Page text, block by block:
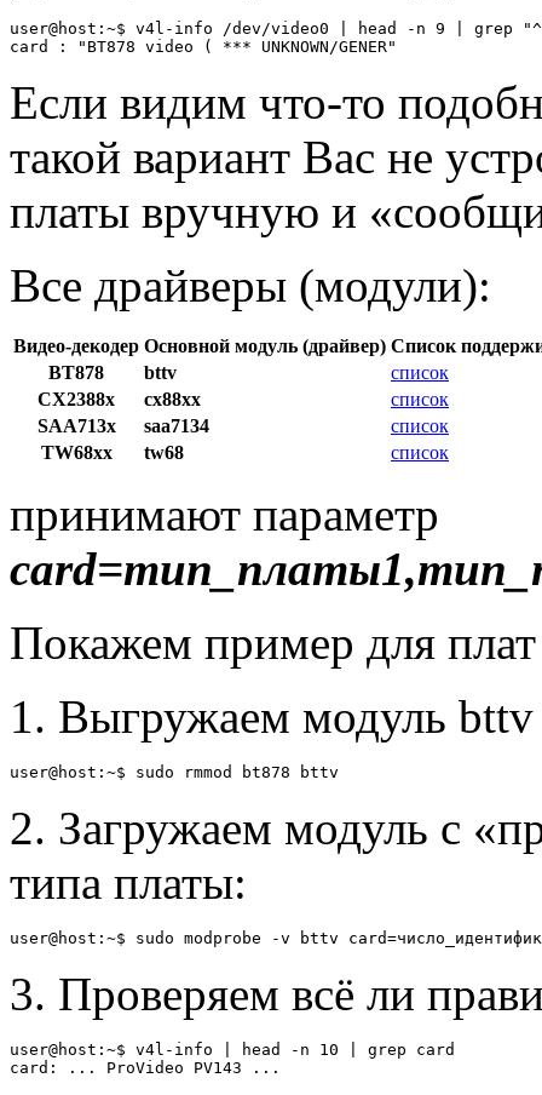
user@host:~$ v4l-info /dev/video0 | head -n 9 | grep
Если видим что-то
такой вариант Вас не
платы вручную и
Все драйверы (модули):
Видео-декодер Основной модуль (драйвер) Список
BT878
bttv
список
CX2388x
cx88xx
список
SAA713x
saa7134
список
TW68xx
tw68 список
принимают параметр
Покажем пример для
1. Выгружаем модуль bttv
2. Загружаем модуль с
типа платы:
3. Проверяем всё ли
user@host:~$ v4l-info | head -n 10 | grep card